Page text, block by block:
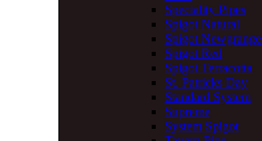
Speciality Pipes
Spigot Natural
Spigot Newgrange
Spigot Red
Spigot Terracotta
St. Patricks Day
Standard System
Supreme
System Spigot